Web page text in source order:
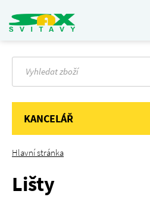
KANCELÁŘ
Hlavní stránka
Lišty